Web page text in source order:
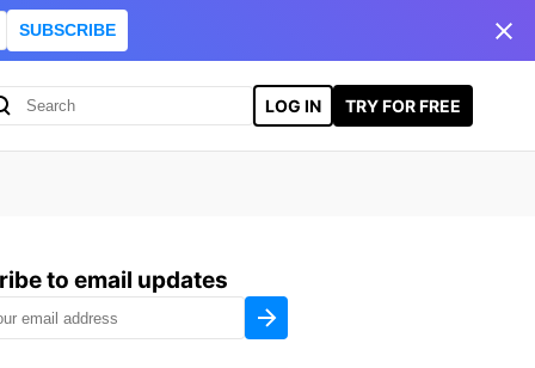
SUBSCRIBE
LOG IN TRY FOR FREE
to email updates